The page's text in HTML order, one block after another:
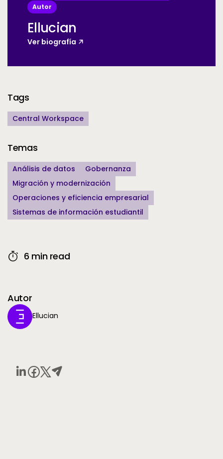
Autor
Ellucian
Ver biografía
Additional Information
Tags
Central Workspace
Temas
Análisis de datos
Gobernanza
Migración y modernización
Operaciones y eficiencia empresarial
Sistemas de información estudiantil
6 min read
Autor
Ellucian